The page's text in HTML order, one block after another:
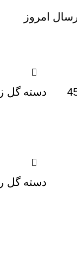
امروز
دسته گل زیبا
دسته گل رز